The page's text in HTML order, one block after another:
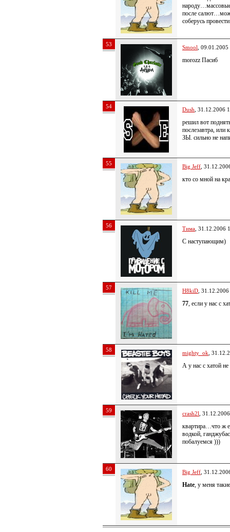
после
соберусь
53 Smool ,
morozz Пасиб
54 Dush , 31.12.2006
решил вот
послезавтра, или
ЗЫ. сильно не
55 Big Jeff ,
кто со мной на
56 Тима , 31.12.2006
С наступающим)
57 H8kiD ,
77, если у нас с
58 mighty_ok ,
А у нас с хатой
59 crash2l ,
квартира…что ж
водкой,
побалуемся )))
60 Big Jeff ,
Hate, у меня